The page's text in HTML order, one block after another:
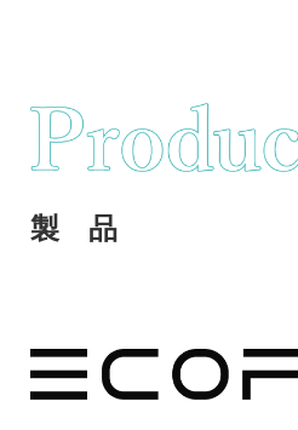
製 品